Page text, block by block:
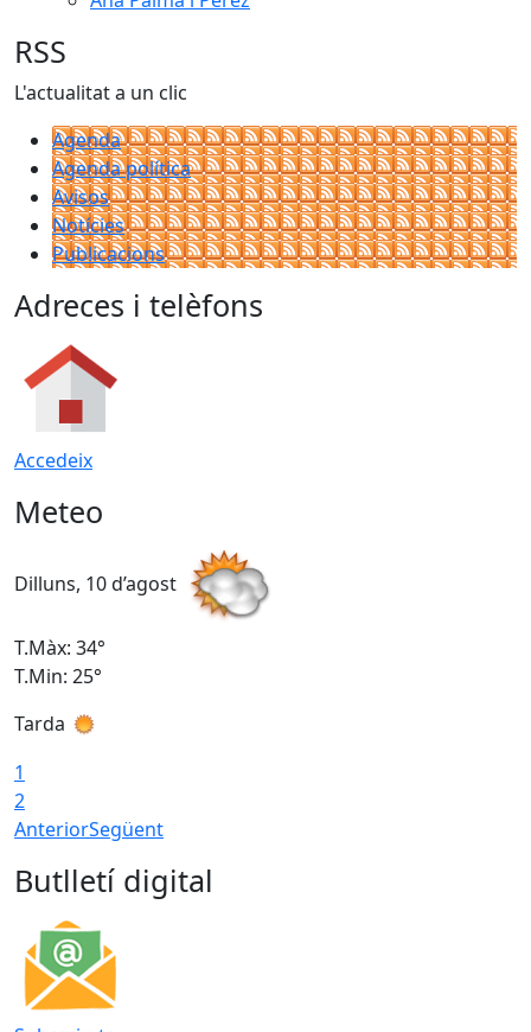
RSS
L'actualitat a un clic
Agenda
Agenda política
Avisos
Notícies
Publicacions
Adreces i telèfons
Accedeix
Meteo
Dilluns, 10 d’agost
T.Màx: 34°
T.Min: 25°
Tarda
1
2
AnteriorSegüent
Butlletí digital